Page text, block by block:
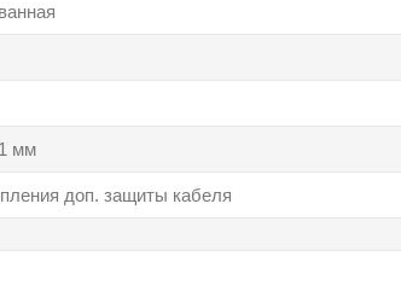
мм
доп. защиты кабеля